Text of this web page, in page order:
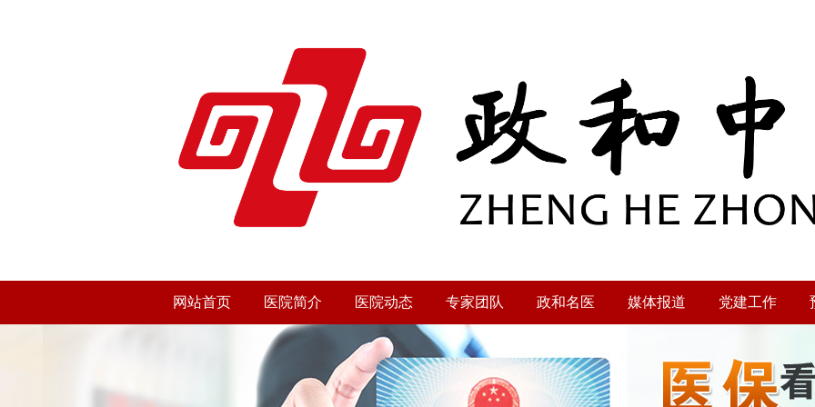
网站首页 医院简介 医院动态 专家团队 政和名医 媒体报道 党建工作